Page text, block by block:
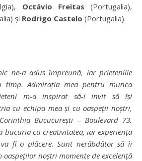
Octávio Freitas (Portugalia),
și Rodrigo Castelo (Portugalia).
ne-a adus împreună, iar prieteniile
timp. Admirația mea pentru munca
m-a inspirat să-i invit să își
cu echipa mea și cu oaspeții noștri,
Bucucurești – Boulevard 73.
bucuria cu creativitatea, iar experiența
fi o plăcere. Sunt nerăbdător să îi
oaspeților noștri momente de excelență